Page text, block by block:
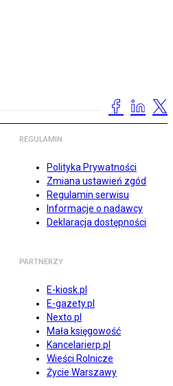
REGULAMIN
Polityka Prywatności
Zmiana ustawień zgód
Regulamin serwisu
Informacje o nadawcy
Deklaracja dostępności
PARTNERZY
E-kiosk.pl
E-gazety.pl
Nexto.pl
Mała księgowość
Kancelarierp.pl
Wieści Rolnicze
Życie Warszawy